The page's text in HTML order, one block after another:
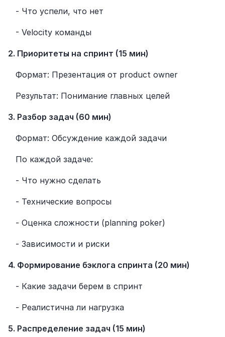
- Что успели, что нет
- Velocity команды
2. Приоритеты на спринт (15 мин)
Формат: Презентация от product owner
Результат: Понимание главных целей
3. Разбор задач (60 мин)
Формат: Обсуждение каждой задачи
По каждой задаче:
- Что нужно сделать
- Технические вопросы
- Оценка сложности (planning poker)
- Зависимости и риски
4. Формирование бэклога спринта (20 мин)
- Какие задачи берем в спринт
- Реалистична ли нагрузка
5. Распределение задач (15 мин)